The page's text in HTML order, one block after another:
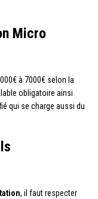
Micro
à 7000€ selon la
obligatoire ainsi
qui se charge aussi du
, il faut respecter